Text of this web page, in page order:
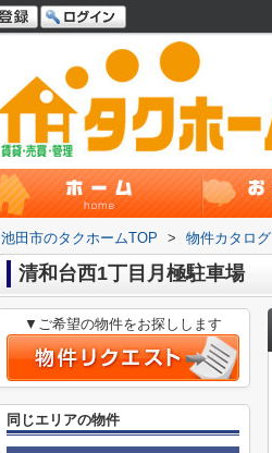
池田市のタクホームTOP > 物件カタログ
清和台西1丁目月極駐車場
▼ご希望の物件をお探しします
同じエリアの物件